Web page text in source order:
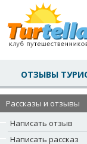
ОТЗЫВЫ
Рассказы и отзывы
Написать отзыв
Написать рассказ